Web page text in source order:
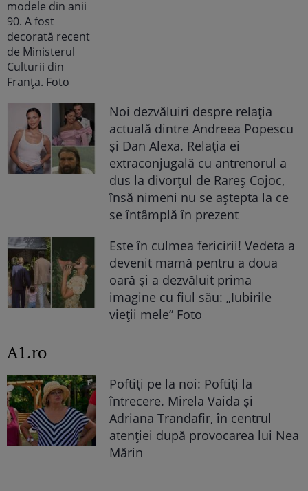
Noi dezvăluiri despre relația
actuală dintre Andreea Popescu
și Dan Alexa. Relația ei
extraconjugală cu antrenorul a
dus la divorțul de Rareș Cojoc,
însă nimeni nu se aștepta la ce
se întâmplă în prezent
Este în culmea fericirii! Vedeta a
devenit mamă pentru a doua
oară și a dezvăluit prima
imagine cu fiul său: „Iubirile
vieții mele” Foto
A1.ro
Poftiți pe la noi: Poftiți la
întrecere. Mirela Vaida și
Adriana Trandafir, în centrul
atenției după provocarea lui Nea
Mărin